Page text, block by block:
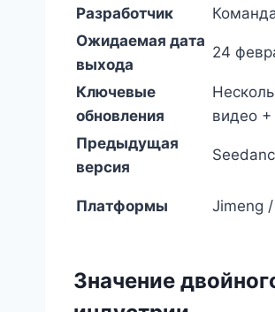
Разработчик
Ожидаемая дата
выхода
24
Ключевые
обновления
видео +
Предыдущая
версия
Платформы Jimeng
Значение